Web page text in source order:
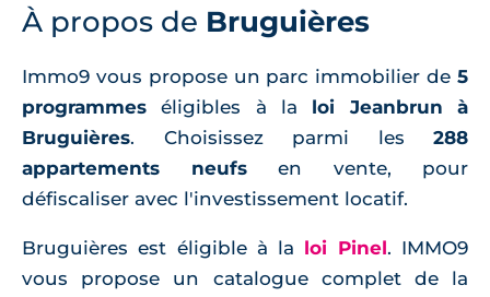
À propos de Bruguières
Immo9 vous propose un parc immobilier de 5
programmes éligibles à la loi Jeanbrun à
Bruguières. Choisissez parmi les 288
appartements neufsen vente, pour
défiscaliser avec l'investissement locatif.
Bruguières est éligible à la loi Pinel. IMMO9
vous propose un catalogue complet de la